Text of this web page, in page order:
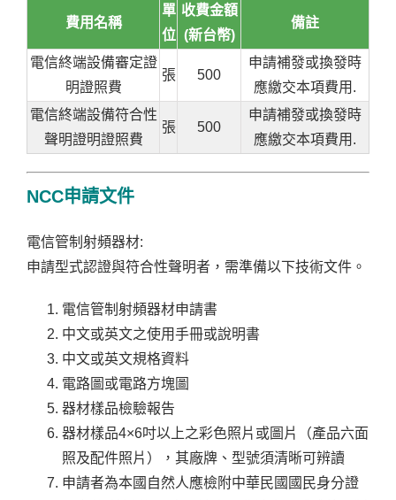
費用名稱
單
位
收費金額
(新台幣)
備註
電信終端設備審定證
明證照費
張 500
申請補發或換發時
應繳交本項費用.
電信終端設備符合性
聲明證明證照費
張 500
申請補發或換發時
應繳交本項費用.
NCC申請文件
電信管制射頻器材:
申請型式認證與符合性聲明者，需準備以下技術文件。
電信管制射頻器材申請書
中文或英文之使用手冊或說明書
中文或英文規格資料
電路圖或電路方塊圖
器材樣品檢驗報告
器材樣品4×6吋以上之彩色照片或圖片（產品六面
照及配件照片），其廠牌、型號須清晰可辨讀
申請者為本國自然人應檢附中華民國國民身分證